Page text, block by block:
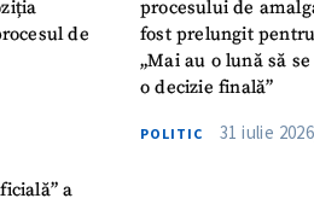
de
a
procesului de
fost prelungit
„Mai au o lună să
o decizie finală”
POLITIC 31 iulie